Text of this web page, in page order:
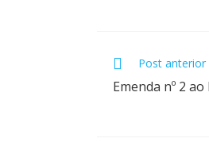
Post anterior
Emenda nº 2